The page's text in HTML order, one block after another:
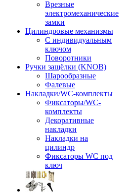
Врезные
электромеханические
замки
Цилиндровые механизмы
С индивидуальным
ключом
Поворотники
Ручки защёлки (KNOB)
Шарообразные
Фалевые
Накладки/WC-комплекты
Фиксаторы/WC-
комплекты
Декоративные
накладки
Накладки на
цилиндр
Фиксаторы WC под
ключ